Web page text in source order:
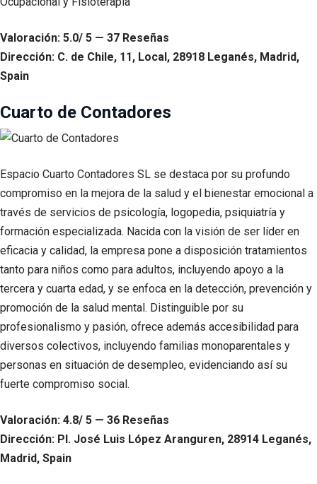
Valoración: 5.0/ 5 — 37 Reseñas
Dirección: C. de Chile, 11, Local, 28918 Leganés, Madrid,
Spain
Cuarto de Contadores
Espacio Cuarto Contadores SL se destaca por su profundo
compromiso en la mejora de la salud y el bienestar emocional a
través de servicios de psicología, logopedia, psiquiatría y
formación especializada. Nacida con la visión de ser líder en
eficacia y calidad, la empresa pone a disposición tratamientos
tanto para niños como para adultos, incluyendo apoyo a la
tercera y cuarta edad, y se enfoca en la detección, prevención y
promoción de la salud mental. Distinguible por su
profesionalismo y pasión, ofrece además accesibilidad para
diversos colectivos, incluyendo familias monoparentales y
personas en situación de desempleo, evidenciando así su
fuerte compromiso social.
Valoración: 4.8/ 5 — 36 Reseñas
Dirección: Pl. José Luis López Aranguren, 28914 Leganés,
Madrid, Spain